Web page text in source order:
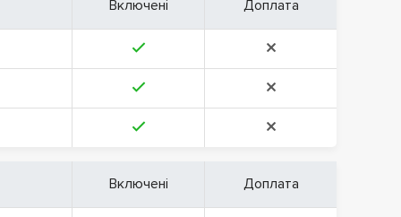
Включені Доплата
Включені Доплата